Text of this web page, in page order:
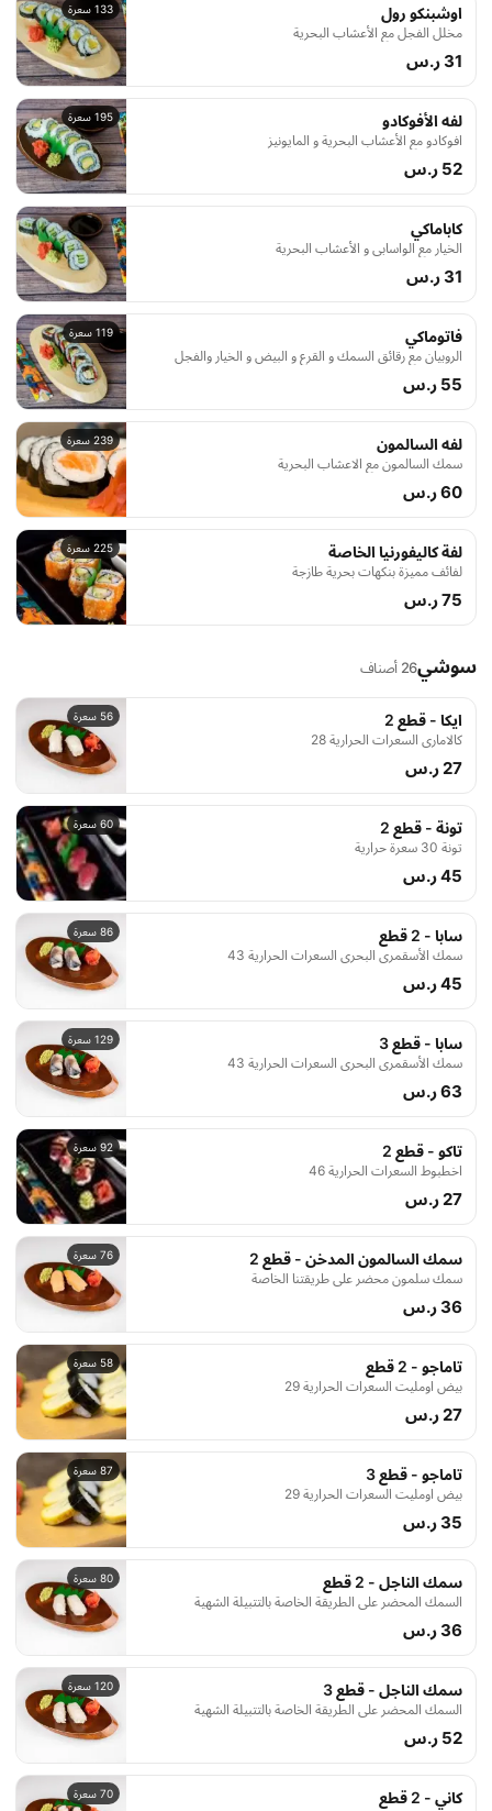
133 سعرة اوشبنكو رول
مخلل الفجل مع الأعشاب البحرية
31 ر.س
195 سعرة لفه الأفوكادو
افوكادو مع الأعشاب البحرية و المايونيز
52 ر.س
كاباماكي
الخيار مع الواسابي و الأعشاب البحرية
31 ر.س
119 سعرة فاتوماكي
الروبيان مع رقائق السمك و القرع و البيض و الخيار والفجل
55 ر.س
239 سعرة لفه السالمون
سمك السالمون مع الاعشاب البحرية
60 ر.س
225 سعرة لفة كاليفورنيا الخاصة
لفائف مميزة بنكهات بحرية طازجة
75 ر.س
سوشي26 أصناف
56 سعرة ايكا - قطع 2
كالاماري السعرات الحرارية 28
27 ر.س
60 سعرة تونة - قطع 2
تونة 30 سعرة حرارية
45 ر.س
86 سعرة سابا - 2 قطع
سمك الأسقمري البحري السعرات الحرارية 43
45 ر.س
129 سعرة سابا - قطع 3
سمك الأسقمري البحري السعرات الحرارية 43
63 ر.س
92 سعرة تاكو - قطع 2
اخطبوط السعرات الحرارية 46
27 ر.س
76 سعرة سمك السالمون المدخن - قطع 2
سمك سلمون محضر على طريقتنا الخاصة
36 ر.س
58 سعرة تاماجو - 2 قطع
بيض اومليت السعرات الحرارية 29
27 ر.س
87 سعرة تاماجو - قطع 3
بيض اومليت السعرات الحرارية 29
35 ر.س
80 سعرة سمك الناجل - 2 قطع
السمك المحضر على الطريقة الخاصة بالتتبيلة الشهية
36 ر.س
120 سعرة سمك الناجل - قطع 3
السمك المحضر على الطريقة الخاصة بالتتبيلة الشهية
52 ر.س
70 سعرة كاني - 2 قطع